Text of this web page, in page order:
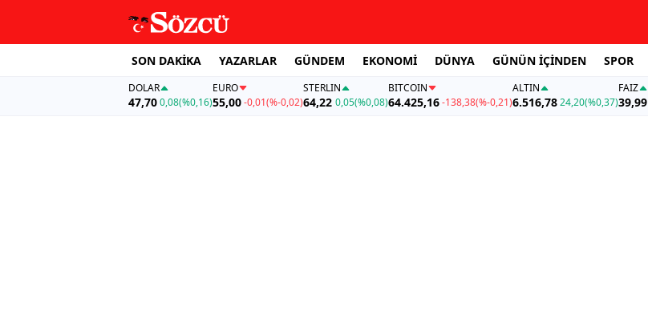
SON DAKİKA YAZARLAR GÜNDEM EKONOMİ DÜNYA GÜNÜN İÇİNDEN SPOR
DOLAR
47,700,08(%0,16)
EURO
55,00 -0,01(%-0,02)
STERLIN
64,22 0,05(%0,08)
BITCOIN
64.425,16-138,38(%-0,21)
ALTIN
6.516,7824,20(%0,37)
FAİZ
39,99